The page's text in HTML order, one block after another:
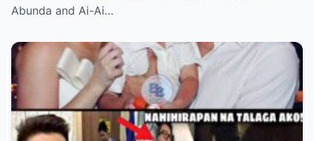
Abunda and Ai-Ai…